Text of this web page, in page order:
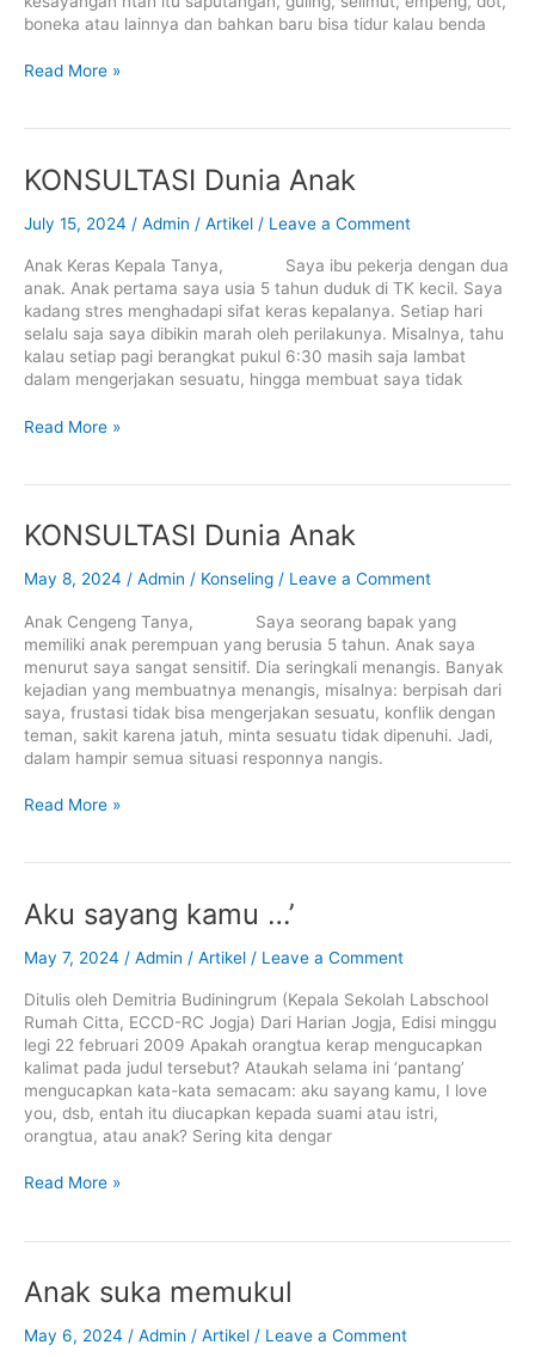
boneka atau lainnya dan bahkan baru bisa tidur kalau benda
Read More »
KONSULTASI Dunia Anak
July 15, 2024 / Admin / Artikel / Leave a Comment
Anak Keras Kepala Tanya, Saya ibu pekerja dengan dua
anak. Anak pertama saya usia 5 tahun duduk di TK kecil. Saya
kadang stres menghadapi sifat keras kepalanya. Setiap hari
selalu saja saya dibikin marah oleh perilakunya. Misalnya, tahu
kalau setiap pagi berangkat pukul 6:30 masih saja lambat
dalam mengerjakan sesuatu, hingga membuat saya tidak
KONSULTASI
Dunia
Anak
Read More »
KONSULTASI Dunia Anak
May 8, 2024 / Admin / Konseling / Leave a Comment
Anak Cengeng Tanya, Saya seorang bapak yang
memiliki anak perempuan yang berusia 5 tahun. Anak saya
menurut saya sangat sensitif. Dia seringkali menangis. Banyak
kejadian yang membuatnya menangis, misalnya: berpisah dari
saya, frustasi tidak bisa mengerjakan sesuatu, konflik dengan
teman, sakit karena jatuh, minta sesuatu tidak dipenuhi. Jadi,
dalam hampir semua situasi responnya nangis.
KONSULTASI
Dunia
Anak
Read More »
Aku sayang kamu …’
May 7, 2024 / Admin / Artikel / Leave a Comment
Ditulis oleh Demitria Budiningrum (Kepala Sekolah Labschool
Rumah Citta, ECCD-RC Jogja) Dari Harian Jogja, Edisi minggu
legi 22 februari 2009 Apakah orangtua kerap mengucapkan
kalimat pada judul tersebut? Ataukah selama ini ‘pantang’
mengucapkan kata-kata semacam: aku sayang kamu, I love
you, dsb, entah itu diucapkan kepada suami atau istri,
orangtua, atau anak? Sering kita dengar
Aku
sayang
kamu
Read More »
Anak suka memukul
May 6, 2024 / Admin / Artikel / Leave a Comment
Anak
suka
memukul